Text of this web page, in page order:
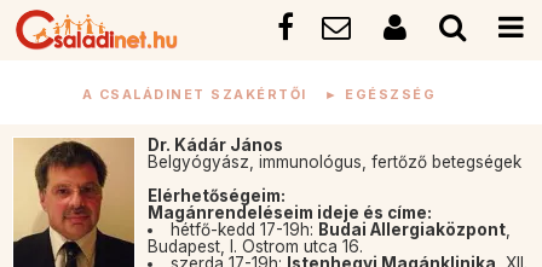
A CSALÁDINET SZAKÉRTŐI ► EGÉSZSÉG
Dr. Kádár János
Belgyógyász, immunológus, fertőző betegségek
Elérhetőségeim:
Magánrendeléseim ideje és címe:
hétfő-kedd 17-19h: Budai Allergiaközpont,
Budapest, I. Ostrom utca 16.